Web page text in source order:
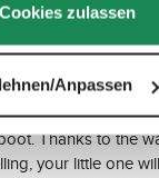
Cookies zulassen
Anpassen
and weather
from the cold, wind
Thanks to the
your little one